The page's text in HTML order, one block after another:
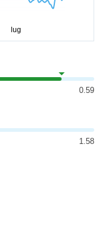
0.59
1.58